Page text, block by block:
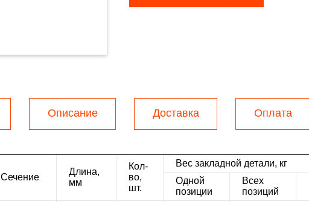
Описание Доставка Оплата
Сечение
Длина,
мм
Кол-
во,
шт.
Вес закладной детали, кг
Одной
позиции
Всех
позиций